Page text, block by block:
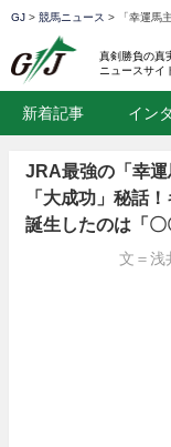
GJ > 競馬ニュース > 「幸運馬
真剣勝負の真
ニュースサイ
新着記事 イン
JRA最強の「幸
「大成功」秘話
誕生したのは「〇
文＝浅